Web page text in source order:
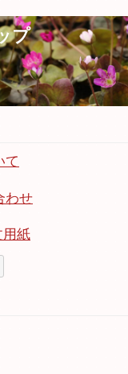
プ
て
わせ
用紙